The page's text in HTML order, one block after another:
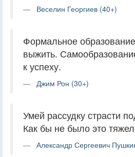
Веселин Георгиев (40+)
Формальное
выжить.
к успеху.
Джим Рон (30+)
Умей рассудку страсти
Как бы не было это
Александр Сергеевич